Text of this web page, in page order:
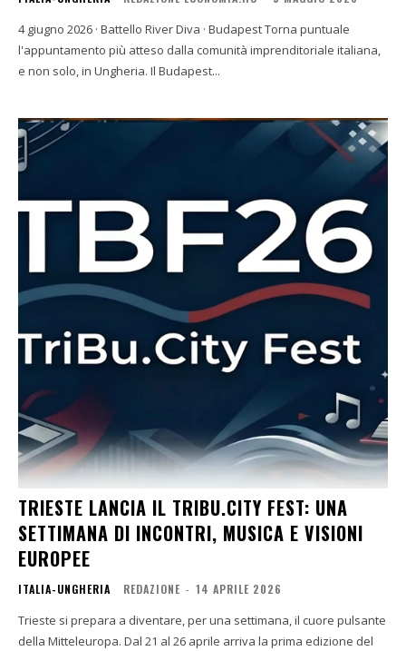
4 giugno 2026 · Battello River Diva · Budapest Torna puntuale
l'appuntamento più atteso dalla comunità imprenditoriale italiana,
e non solo, in Ungheria. Il Budapest...
TRIESTE LANCIA IL TRIBU.CITY FEST: UNA
SETTIMANA DI INCONTRI, MUSICA E VISIONI
EUROPEE
ITALIA-UNGHERIA REDAZIONE - 14 APRILE 2026
Trieste si prepara a diventare, per una settimana, il cuore pulsante
della Mitteleuropa. Dal 21 al 26 aprile arriva la prima edizione del